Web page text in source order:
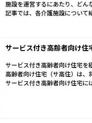
施設を運営するにあたり、どん
記事では、各介護施設について
サービス付き高齢者向け住
サービス付き高齢者向け住宅を
高齢者向け住宅（サ高住）は、
サービス付き高齢者向け住宅に